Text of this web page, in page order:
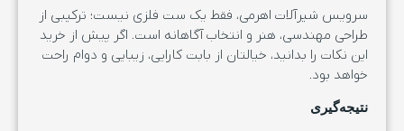
سرویس شیرآلات اهرمی، فقط یک ست فلزی نیست؛ ترکیبی از
طراحی مهندسی، هنر و انتخاب آگاهانه است. اگر پیش از خرید
این نکات را بدانید، خیالتان از بابت کارایی، زیبایی و دوام راحت
خواهد بود.
نتیجه‌گیری